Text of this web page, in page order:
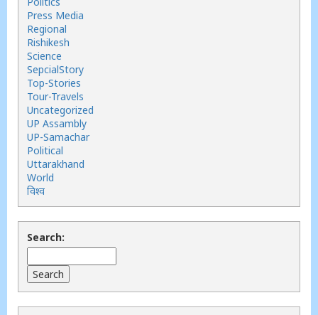
Press Media
Regional
Rishikesh
Science
SepcialStory
Top-Stories
Tour-Travels
Uncategorized
UP Assambly
UP-Samachar
Political
Uttarakhand
World
विश्व
Search: